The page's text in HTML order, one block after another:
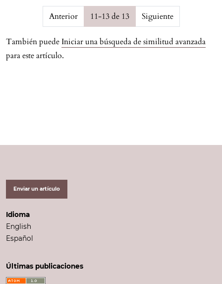
Page {$page} of {$pagesCount}
Anterior 11-13 de 13 Siguiente
También puede Iniciar una búsqueda de similitud avanzada
para este artículo.
Enviar un artículo
Idioma
English
Español
Últimas publicaciones